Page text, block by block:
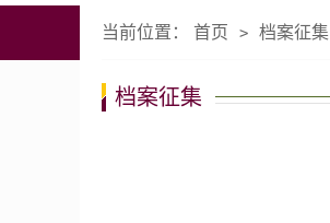
当前位置： 首页 > 档案征集
档案征集